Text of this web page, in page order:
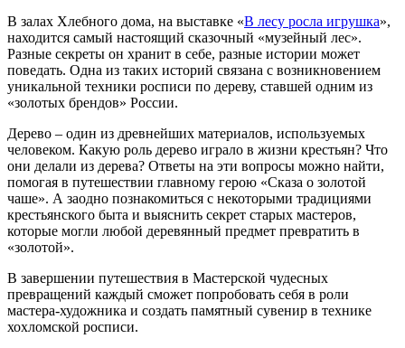
В залах Хлебного дома, на выставке «В лесу росла игрушка»,
находится самый настоящий сказочный «музейный лес».
Разные секреты он хранит в себе, разные истории может
поведать. Одна из таких историй связана с возникновением
уникальной техники росписи по дереву, ставшей одним из
«золотых брендов» России.
Дерево – один из древнейших материалов, используемых
человеком. Какую роль дерево играло в жизни крестьян? Что
они делали из дерева? Ответы на эти вопросы можно найти,
помогая в путешествии главному герою «Сказа о золотой
чаше». А заодно познакомиться с некоторыми традициями
крестьянского быта и выяснить секрет старых мастеров,
которые могли любой деревянный предмет превратить в
«золотой».
В завершении путешествия в Мастерской чудесных
превращений каждый сможет попробовать себя в роли
мастера-художника и создать памятный сувенир в технике
хохломской росписи.